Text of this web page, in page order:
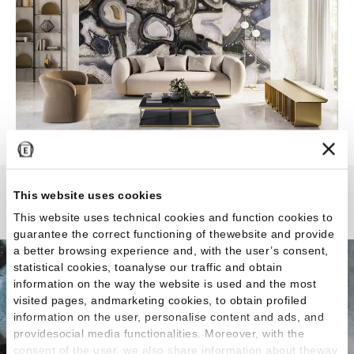
This website uses cookies
This website uses technical cookies and function cookies to
guarantee the correct functioning of thewebsite and provide
a better browsing experience and, with the user’s consent,
statistical cookies, toanalyse our traffic and obtain
information on the way the website is used and the most
visited pages, andmarketing cookies, to obtain profiled
information on the user, personalise content and ads, and
providesocial media functionalities. Moreover, with the
consent of the user, we also share information about theway
Tele di Marmo Precious